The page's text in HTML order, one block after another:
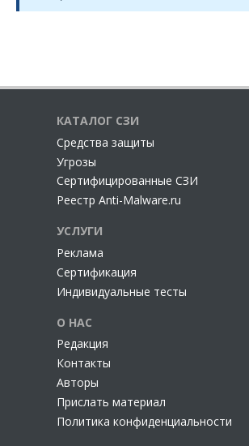
КАТАЛОГ СЗИ
Cредства защиты
Угрозы
Сертифицированные СЗИ
Реестр Anti-Malware.ru
УСЛУГИ
Реклама
Сертификация
Индивидуальные тесты
О НАС
Редакция
Контакты
Авторы
Прислать материал
Политика конфиденциальности